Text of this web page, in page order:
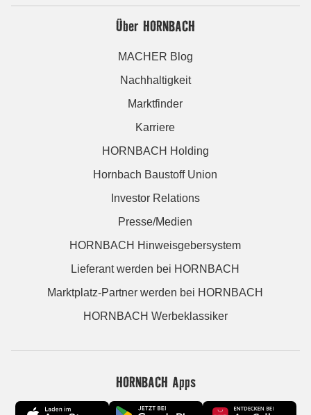
Über HORNBACH
MACHER Blog
Nachhaltigkeit
Marktfinder
Karriere
HORNBACH Holding
Hornbach Baustoff Union
Investor Relations
Presse/Medien
HORNBACH Hinweisgebersystem
Lieferant werden bei HORNBACH
Marktplatz-Partner werden bei HORNBACH
HORNBACH Werbeklassiker
HORNBACH Apps